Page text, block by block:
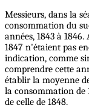
Messieurs, dans la
consommation du
années, 1843 à
1847 n'étaient pas
indication, comme
comprendre cette
établir la moyenne
la consommation de
de celle de 1848.